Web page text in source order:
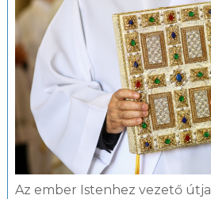
Az ember Istenhez vezető útja